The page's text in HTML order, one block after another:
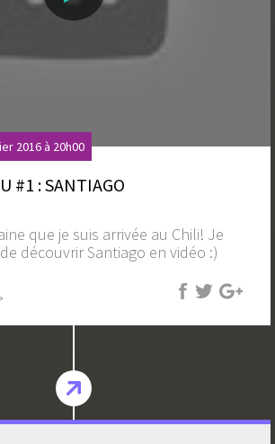
2016 à 20h00
#1 : SANTIAGO
que je suis arrivée au Chili! Je
découvrir Santiago en vidéo :)